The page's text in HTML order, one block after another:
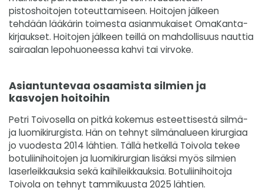
pistoshoitojen toteuttamiseen. Hoitojen jälkeen
tehdään lääkärin toimesta asianmukaiset OmaKanta-
kirjaukset. Hoitojen jälkeen teillä on mahdollisuus nauttia
sairaalan lepohuoneessa kahvi tai virvoke.
Asiantuntevaa osaamista silmien ja
kasvojen hoitoihin
Petri Toivosella on pitkä kokemus esteettisestä silmä-
ja luomikirurgista. Hän on tehnyt silmänalueen kirurgiaa
jo vuodesta 2014 lähtien. Tällä hetkellä Toivola tekee
botuliinihoitojen ja luomikirurgian lisäksi myös silmien
laserleikkauksia sekä kaihileikkauksia. Botuliinihoitoja
Toivola on tehnyt tammikuusta 2025 lähtien.